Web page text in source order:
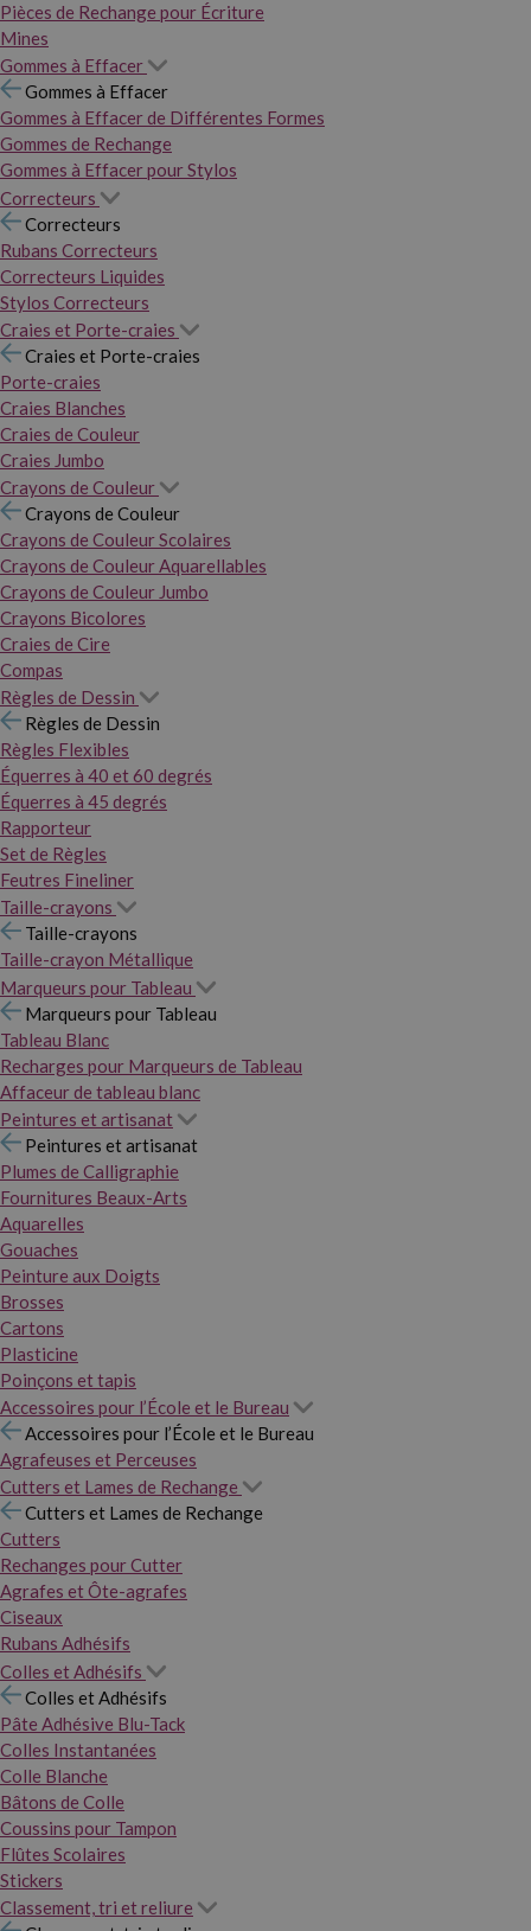
Pièces de Rechange pour Écriture
Mines
Gommes à Effacer
Gommes à Effacer
Gommes à Effacer de Différentes Formes
Gommes de Rechange
Gommes à Effacer pour Stylos
Correcteurs
Correcteurs
Rubans Correcteurs
Correcteurs Liquides
Stylos Correcteurs
Craies et Porte-craies
Craies et Porte-craies
Porte-craies
Craies Blanches
Craies de Couleur
Craies Jumbo
Crayons de Couleur
Crayons de Couleur
Crayons de Couleur Scolaires
Crayons de Couleur Aquarellables
Crayons de Couleur Jumbo
Crayons Bicolores
Craies de Cire
Compas
Règles de Dessin
Règles de Dessin
Règles Flexibles
Équerres à 40 et 60 degrés
Équerres à 45 degrés
Rapporteur
Set de Règles
Feutres Fineliner
Taille-crayons
Taille-crayons
Taille-crayon Métallique
Marqueurs pour Tableau
Marqueurs pour Tableau
Tableau Blanc
Recharges pour Marqueurs de Tableau
Affaceur de tableau blanc
Peintures et artisanat
Peintures et artisanat
Plumes de Calligraphie
Fournitures Beaux-Arts
Aquarelles
Gouaches
Peinture aux Doigts
Brosses
Cartons
Plasticine
Poinçons et tapis
Accessoires pour l’École et le Bureau
Accessoires pour l’École et le Bureau
Agrafeuses et Perceuses
Cutters et Lames de Rechange
Cutters et Lames de Rechange
Cutters
Rechanges pour Cutter
Agrafes et Ôte-agrafes
Ciseaux
Rubans Adhésifs
Colles et Adhésifs
Colles et Adhésifs
Pâte Adhésive Blu-Tack
Colles Instantanées
Colle Blanche
Bâtons de Colle
Coussins pour Tampon
Flûtes Scolaires
Stickers
Classement, tri et reliure